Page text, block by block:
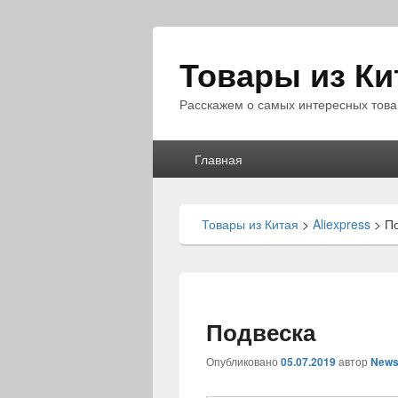
Товары из
Расскажем о самых интересных
Главная
Товары из Китая > Aliexpress >
Подвеска
Опубликовано 05.07.2019автор